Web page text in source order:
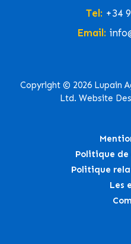
Tel: +34
Email:
Copyright © 2026 Lupain
Ltd. Website
Politique
Politique
Les